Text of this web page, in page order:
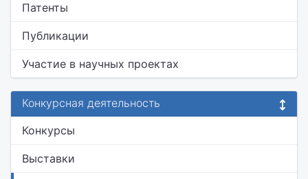
Патенты
Публикации
Участие в научных проектах
Конкурсная деятельность
Конкурсы
Выставки